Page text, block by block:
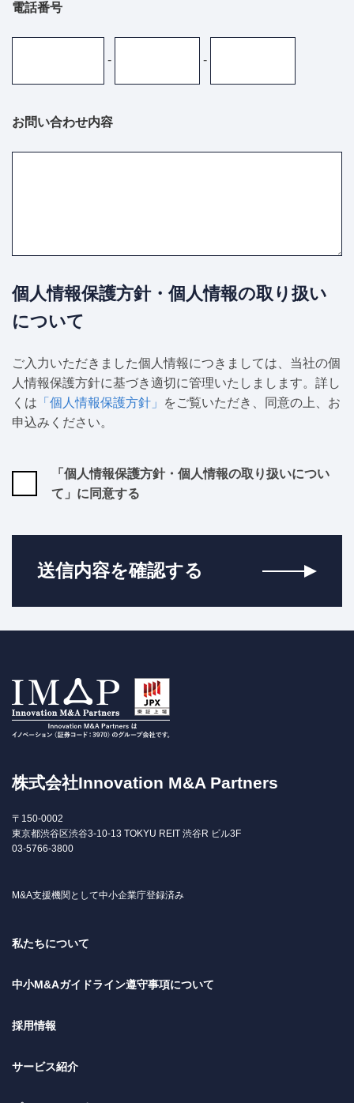
電話番号
- -
お問い合わせ内容
個人情報保護方針・個人情報の取り扱い
について
ご入力いただきました個人情報につきましては、当社の個
人情報保護方針に基づき適切に管理いたしまします。詳し
くは 「個人情報保護方針」
をご覧いただき、同意の上、お
申込みください。
「個人情報保護方針・個人情報の取り扱いについ
て」に同意する
株式会社Innovation M&A Partners
〒150-0002
東京都渋谷区渋谷3-10-13 TOKYU REIT 渋谷R ビル3F
03-5766-3800
M&A支援機関として中小企業庁登録済み
私たちについて
中小M&Aガイドライン遵守事項について
採用情報
サービス紹介